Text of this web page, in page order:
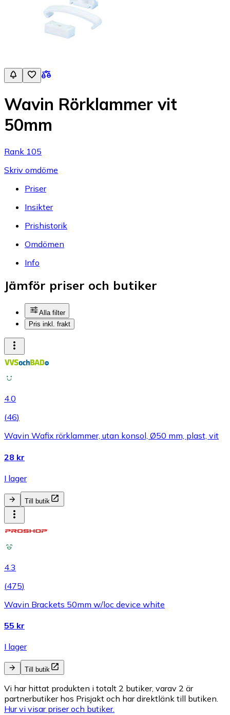
Wavin Rörklammer vit
50mm
Rank 105
Skriv omdöme
Priser
Insikter
Prishistorik
Omdömen
Info
Jämför priser och butiker
Alla filter
Pris inkl. frakt
4.0
(46)
Wavin Wafix rörklammer, utan konsol, Ø50 mm, plast, vit
28 kr
I lager
Till butik
4.3
(475)
Wavin Brackets 50mm w/loc device white
55 kr
I lager
Till butik
Vi har hittat produkten i totalt 2 butiker, varav 2 är
partnerbutiker hos Prisjakt och har direktlänk till butiken.
Hur vi visar priser och butiker.